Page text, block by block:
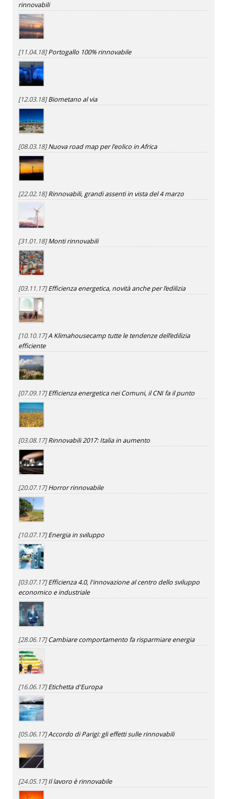
rinnovabili
[11.04.18]Portogallo 100% rinnovabile
[12.03.18]Biometano al via
[08.03.18]Nuova road map per l'eolico in Africa
[22.02.18]Rinnovabili, grandi assenti in vista del 4 marzo
[31.01.18]Monti rinnovabili
[03.11.17]Efficienza energetica, novità anche per l’edilizia
[10.10.17]A Klimahousecamp tutte le tendenze dell’edilizia
efficiente
[07.09.17]Efficienza energetica nei Comuni, il CNI fa il punto
[03.08.17]Rinnovabili 2017: Italia in aumento
[20.07.17]Horror rinnovabile
[10.07.17]Energia in sviluppo
[03.07.17]Efficienza 4.0, l'innovazione al centro dello sviluppo
economico e industriale
[28.06.17]Cambiare comportamento fa risparmiare energia
[16.06.17]Etichetta d'Europa
[05.06.17]Accordo di Parigi: gli effetti sulle rinnovabili
[24.05.17]Il lavoro è rinnovabile